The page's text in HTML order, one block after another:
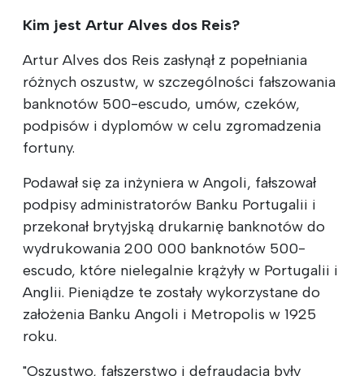
Kim jest Artur Alves dos Reis?
Artur Alves dos Reis zasłynął z popełniania
różnych oszustw, w szczególności fałszowania
banknotów 500-escudo, umów, czeków,
podpisów i dyplomów w celu zgromadzenia
fortuny.
Podawał się za inżyniera w Angoli, fałszował
podpisy administratorów Banku Portugalii i
przekonał brytyjską drukarnię banknotów do
wydrukowania 200 000 banknotów 500-
escudo, które nielegalnie krążyły w Portugalii i
Anglii. Pieniądze te zostały wykorzystane do
założenia Banku Angoli i Metropolis w 1925
roku.
"Oszustwo, fałszerstwo i defraudacja były